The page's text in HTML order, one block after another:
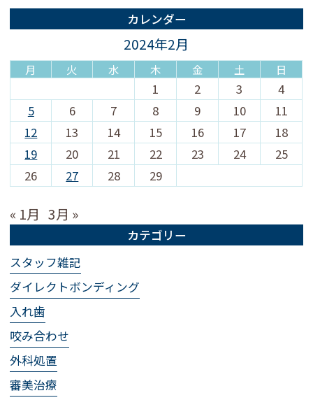
カレンダー
2024年2月
月 火 水 木 金 土 日
1 2 3
4
5
6 7 8 9 10
11
12
13 14 15 16 17
18
19
20 21 22 23 24
25
26
27 28 29
« 1月 3月 »
カテゴリー
スタッフ雑記
ダイレクトボンディング
入れ歯
咬み合わせ
外科処置
審美治療